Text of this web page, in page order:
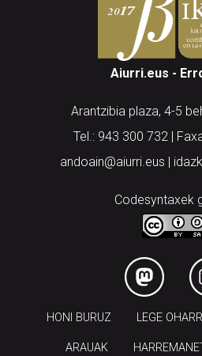
Aiurri.eus -
Arantzibia plaza, 4-5
Tel.: 943 300 732 |
andoain@aiurri.eus |
Codesyntaxek
HONI BURUZ LEGE
ARAUAK